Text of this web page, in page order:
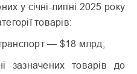
у січні-липні 2025 року
товарів:
— $18 млрд;
зазначених товарів до